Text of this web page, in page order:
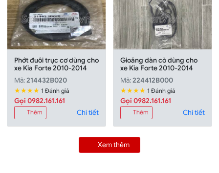
Phớt đuôi trục cơ dùng cho
xe Kia Forte 2010-2014
Mã:214432B020
★★★★ 1 Đánh giá
Gọi 0982.161.161
Thêm Chi tiết
Gioăng dàn cò dùng cho
xe Kia Forte 2010-2014
Mã:224412B000
★★★★ 1 Đánh giá
Gọi 0982.161.161
Thêm Chi tiết
Xem thêm